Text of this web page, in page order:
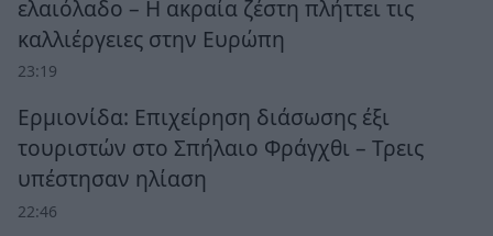
ελαιόλαδο – Η ακραία ζέστη πλήττει τις
καλλιέργειες στην Ευρώπη
23:19
Ερμιονίδα: Επιχείρηση διάσωσης έξι
τουριστών στο Σπήλαιο Φράγχθι – Τρεις
υπέστησαν ηλίαση
22:46